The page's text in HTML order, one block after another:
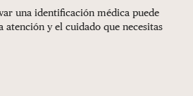
una identificación médica puede
atención y el cuidado que necesitas